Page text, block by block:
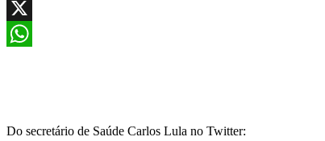
Facebook
X
Do secretário de Saúde Carlos Lula no Twitter: